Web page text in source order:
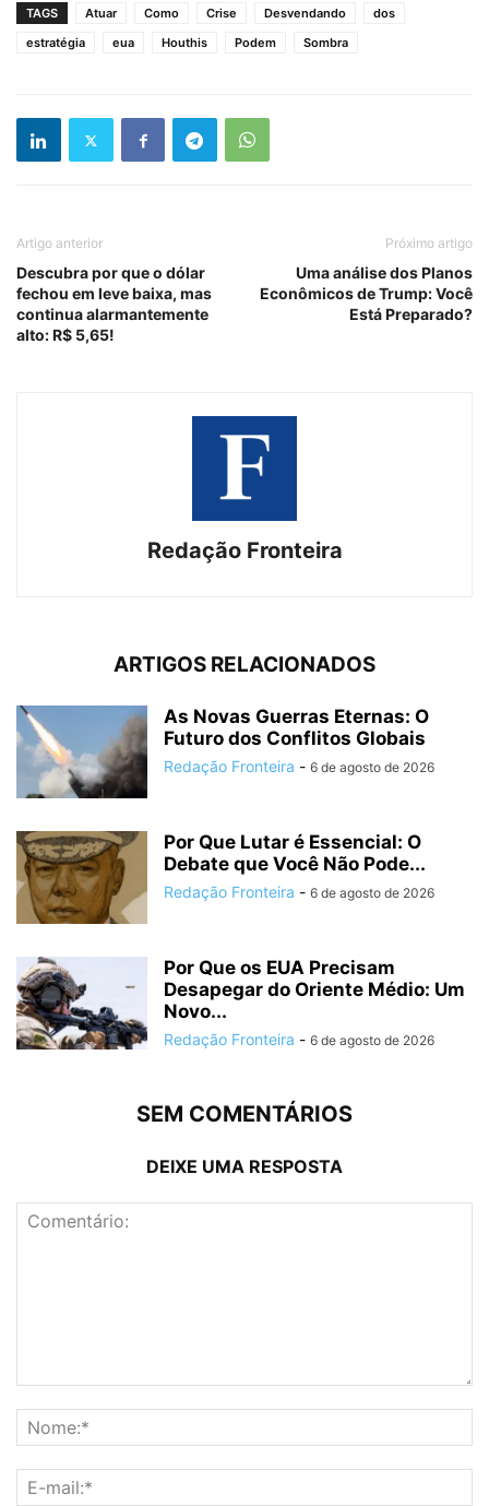
TAGS Atuar Como Crise Desvendando
dos
estratégia
eua Houthis Podem Sombra
Artigo anterior
Descubra por que o dólar
fechou em leve baixa, mas
continua alarmantemente
alto: R$ 5,65!
Próximo artigo
Uma análise dos Planos
Econômicos de Trump: Você
Está Preparado?
Redação Fronteira
ARTIGOS RELACIONADOS
As Novas Guerras Eternas: O
Futuro dos Conflitos Globais
Redação Fronteira - 6 de agosto de 2026
Por Que Lutar é Essencial: O
Debate que Você Não Pode...
Redação Fronteira - 6 de agosto de 2026
Por Que os EUA Precisam
Desapegar do Oriente Médio: Um
Novo...
Redação Fronteira - 6 de agosto de 2026
SEM COMENTÁRIOS
DEIXE UMA RESPOSTA